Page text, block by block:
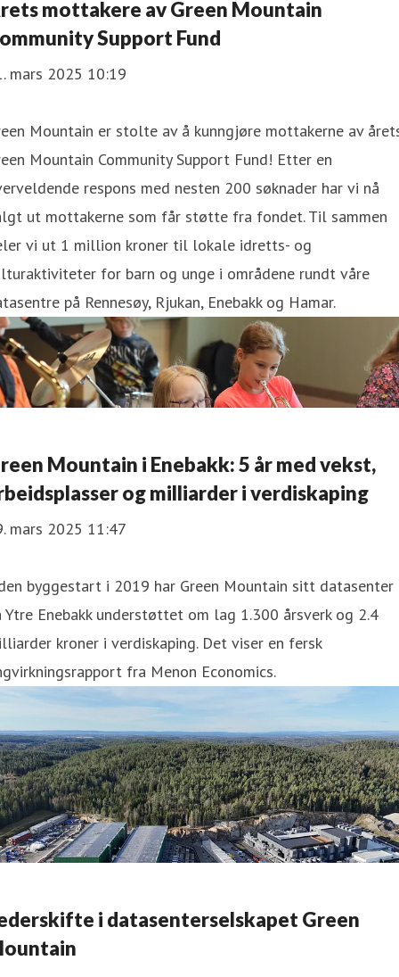
mottakere av Green Mountain
Support Fund
mars 2025 10:19
Mountain er stolte av å kunngjøre mottakerne av
Mountain Community Support Fund! Etter en
respons med nesten 200 søknader har vi nå
ut mottakerne som får støtte fra fondet. Til sammen
vi ut 1 million kroner til lokale idretts- og
for barn og unge i områdene rundt våre
på Rennesøy, Rjukan, Enebakk og Hamar.
Mountain i Enebakk: 5 år med vekst,
og milliarder i verdiskaping
mars 2025 11:47
byggestart i 2019 har Green Mountain sitt datasenter
Ytre Enebakk understøttet om lag 1.300 årsverk og 2.4
kroner i verdiskaping. Det viser en fersk
fra Menon Economics.
i datasenterselskapet Green